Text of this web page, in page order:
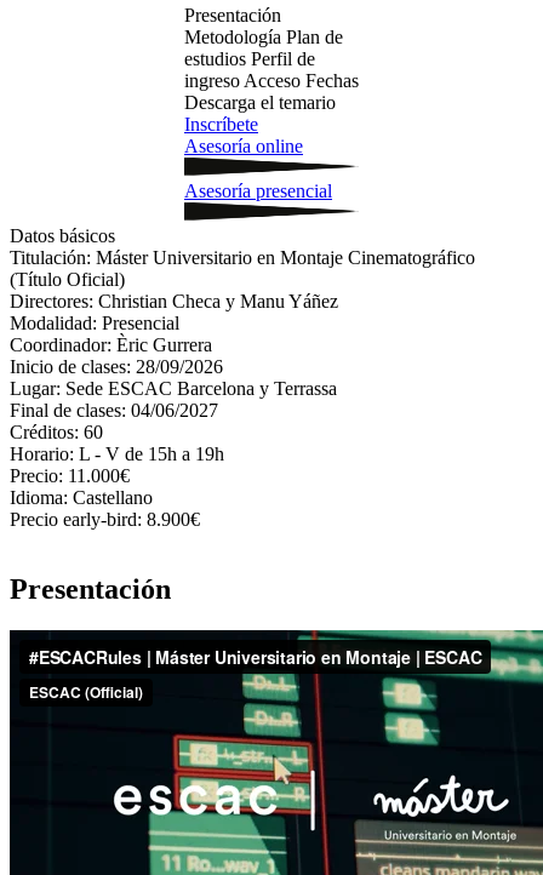
Presentación
Metodología Plan de
estudios Perfil de
ingreso Acceso Fechas
Descarga el temario
Inscríbete
Asesoría online
Asesoría presencial
Datos básicos
Titulación: Máster Universitario en Montaje Cinematográfico
(Título Oficial)
Directores: Christian Checa y Manu Yáñez
Modalidad: Presencial
Coordinador: Èric Gurrera
Inicio de clases: 28/09/2026
Lugar: Sede ESCAC Barcelona y Terrassa
Final de clases: 04/06/2027
Créditos: 60
Horario: L - V de 15h a 19h
Precio: 11.000€
Idioma: Castellano
Precio early-bird: 8.900€
Presentación